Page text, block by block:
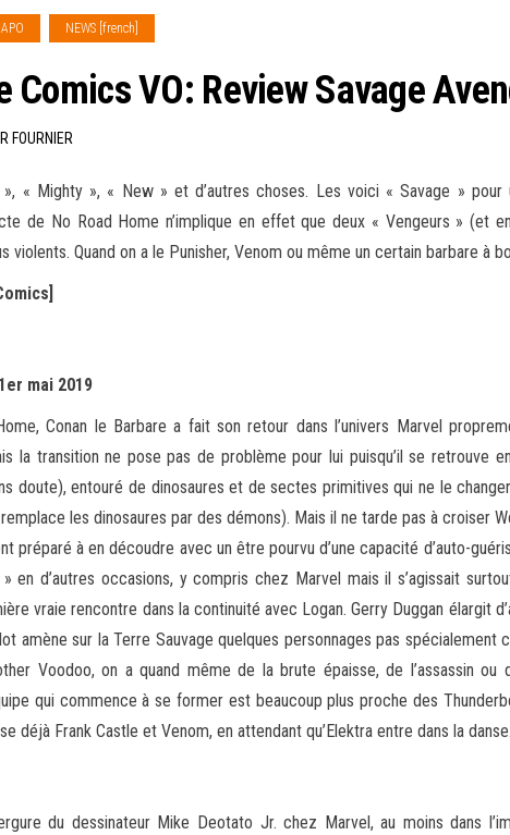
NEWS [french]
VO: Review Savage
FOURNIER
« Mighty », « New » et d’autres choses. Les voici « Savage »
de No Road Home n’implique en effet que deux « Vengeurs » (et
violents. Quand on a le Punisher, Venom ou même un certain barbare à
mai 2019
Conan le Barbare a fait son retour dans l’univers Marvel
la transition ne pose pas de problème pour lui puisqu’il se retrouve
doute), entouré de dinosaures et de sectes primitives qui ne le
remplace les dinosaures par des démons). Mais il ne tarde pas à croiser
préparé à en découdre avec un être pourvu d’une capacité d’auto-
en d’autres occasions, y compris chez Marvel mais il s’agissait
vraie rencontre dans la continuité avec Logan. Gerry Duggan élargit
amène sur la Terre Sauvage quelques personnages pas spécialement
Voodoo, on a quand même de la brute épaisse, de l’assassin ou
qui commence à se former est beaucoup plus proche des
déjà Frank Castle et Venom, en attendant qu’Elektra entre dans la danse.
du dessinateur Mike Deotato Jr. chez Marvel, au moins dans